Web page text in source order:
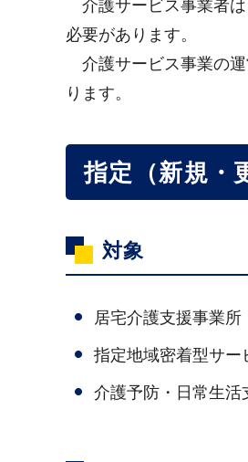
介護サービス事業者は
必要があります。
介護サービス事業の運
ります。
指定（新規・
対象
居宅介護支援事業所
指定地域密着型サー
介護予防・日常生活